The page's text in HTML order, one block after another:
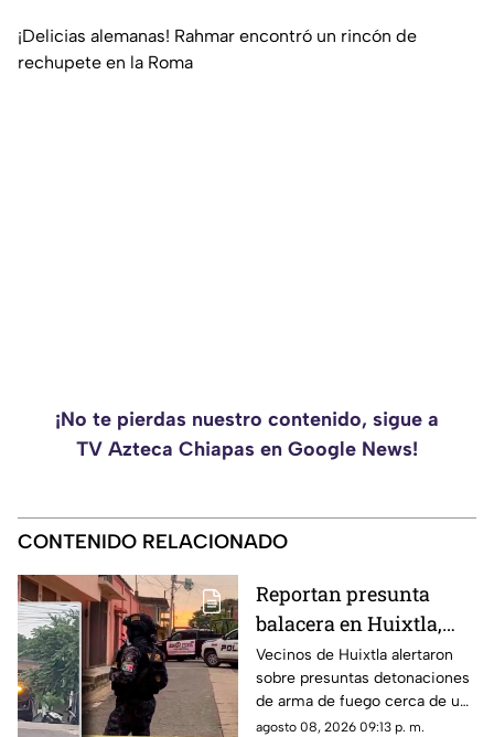
¡Delicias alemanas! Rahmar encontró un rincón de
rechupete en la Roma
¡No te pierdas nuestro contenido, sigue a
TV Azteca Chiapas en Google News!
CONTENIDO RELACIONADO
Reportan presunta
balacera en Huixtla,
Chiapas: Vecinos
alertan por
detonaciones de fuego
Vecinos de Huixtla alertaron
sobre presuntas detonaciones
de arma de fuego cerca de una
bodega de café. Circulan
agosto 08, 2026 09:13 p. m.